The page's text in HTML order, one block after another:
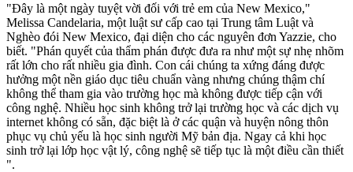
"Đây là một ngày tuyệt vời đối với trẻ em của New Mexico,"
Melissa Candelaria, một luật sư cấp cao tại Trung tâm Luật và
Nghèo đói New Mexico, đại diện cho các nguyên đơn Yazzie, cho
biết. "Phán quyết của thẩm phán được đưa ra như một sự nhẹ nhõm
rất lớn cho rất nhiều gia đình. Con cái chúng ta xứng đáng được
hưởng một nền giáo dục tiêu chuẩn vàng nhưng chúng thậm chí
không thể tham gia vào trường học mà không được tiếp cận với
công nghệ. Nhiều học sinh không trở lại trường học và các dịch vụ
internet không có sẵn, đặc biệt là ở các quận và huyện nông thôn
phục vụ chủ yếu là học sinh người Mỹ bản địa. Ngay cả khi học
sinh trở lại lớp học vật lý, công nghệ sẽ tiếp tục là một điều cần thiết
".